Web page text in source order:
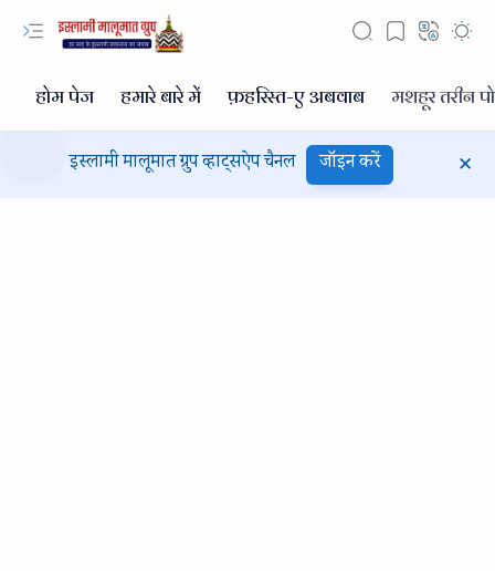
इस्लामी मालूमात ग्रुप व्हाट्सऐप चैनल जॉइन करें